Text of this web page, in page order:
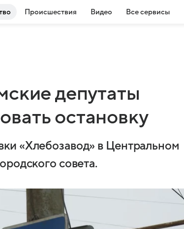
Происшествия Видео Все сервисы
депутаты
остановку
«Хлебозавод» в Центральном
совета.